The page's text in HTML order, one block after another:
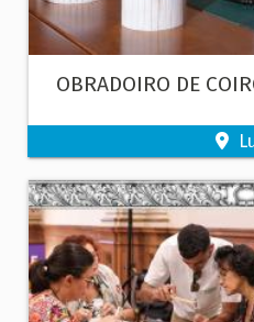
OBRADOIRO DE